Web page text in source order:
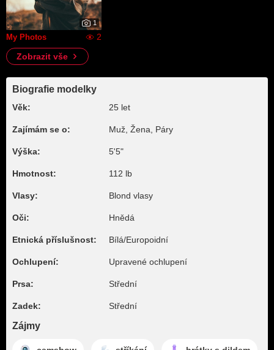
1
My Photos
2
Zobrazit vše
Biografie modelky
Věk: 25 let
Zajímám se o: Muž, Žena, Páry
Výška: 5'5"
Hmotnost: 112 lb
Vlasy: Blond vlasy
Oči: Hnědá
Etnická příslušnost: Bílá/Europoidní
Ochlupení: Upravené ochlupení
Prsa: Střední
Zadek: Střední
Zájmy